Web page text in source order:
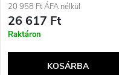
20 958 Ft ÁFA nélkül
26 617 Ft
Raktáron
KOSÁRBA